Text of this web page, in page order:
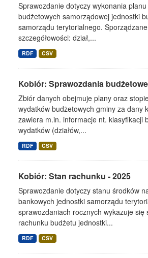
Sprawozdanie dotyczy wykonania
budżetowych samorządowej jednostki
samorządu terytorialnego.
szczegółowości: dział,...
RDF CSV
Kobiór: Sprawozdania
Zbiór danych obejmuje plany oraz
wydatków budżetowych gminy za dany
zawiera m.in. informacje nt. klasyfikacji
wydatków (działów,...
RDF CSV
Kobiór: Stan rachunku - 2025
Sprawozdanie dotyczy stanu środków
bankowych jednostki samorządu
sprawozdaniach rocznych wykazuje się
rachunku budżetu jednostki...
RDF CSV